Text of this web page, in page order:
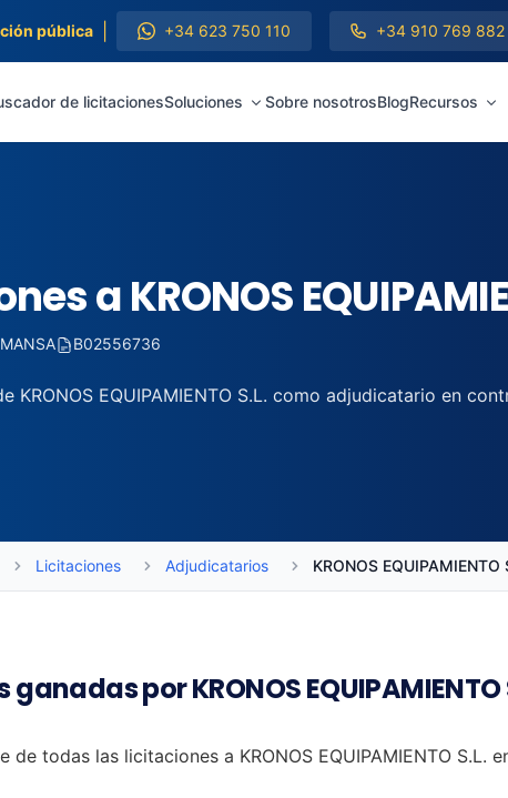
pública +34 623 750 110 +34 910 769 882
de licitacionesSoluciones Sobre nosotrosBlogRecursos
a KRONOS
B02556736
KRONOS EQUIPAMIENTO S.L. como adjudicatario en
Licitaciones Adjudicatarios KRONOS EQUIPAMIENTO
por KRONOS
de todas las licitaciones a KRONOS EQUIPAMIENTO S.L.